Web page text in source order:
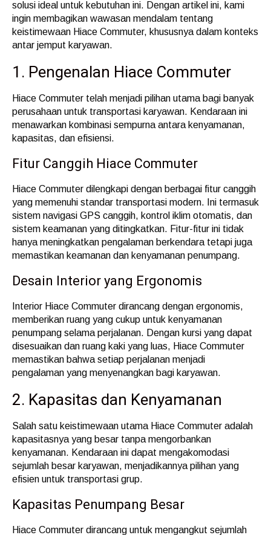
solusi ideal untuk kebutuhan ini. Dengan artikel ini, kami
ingin membagikan wawasan mendalam tentang
keistimewaan Hiace Commuter, khususnya dalam konteks
antar jemput karyawan.
1. Pengenalan Hiace Commuter
Hiace Commuter telah menjadi pilihan utama bagi banyak
perusahaan untuk transportasi karyawan. Kendaraan ini
menawarkan kombinasi sempurna antara kenyamanan,
kapasitas, dan efisiensi.
Fitur Canggih Hiace Commuter
Hiace Commuter dilengkapi dengan berbagai fitur canggih
yang memenuhi standar transportasi modern. Ini termasuk
sistem navigasi GPS canggih, kontrol iklim otomatis, dan
sistem keamanan yang ditingkatkan. Fitur-fitur ini tidak
hanya meningkatkan pengalaman berkendara tetapi juga
memastikan keamanan dan kenyamanan penumpang.
Desain Interior yang Ergonomis
Interior Hiace Commuter dirancang dengan ergonomis,
memberikan ruang yang cukup untuk kenyamanan
penumpang selama perjalanan. Dengan kursi yang dapat
disesuaikan dan ruang kaki yang luas, Hiace Commuter
memastikan bahwa setiap perjalanan menjadi
pengalaman yang menyenangkan bagi karyawan.
2. Kapasitas dan Kenyamanan
Salah satu keistimewaan utama Hiace Commuter adalah
kapasitasnya yang besar tanpa mengorbankan
kenyamanan. Kendaraan ini dapat mengakomodasi
sejumlah besar karyawan, menjadikannya pilihan yang
efisien untuk transportasi grup.
Kapasitas Penumpang Besar
Hiace Commuter dirancang untuk mengangkut sejumlah